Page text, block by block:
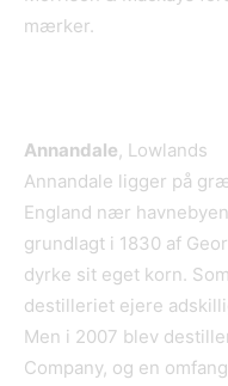
mærker.
Annandale, Lowlands
Annandale ligger på
England nær
grundlagt i 1830 af
dyrke sit eget korn.
destilleriet ejere
Men i 2007 blev
Company, og en